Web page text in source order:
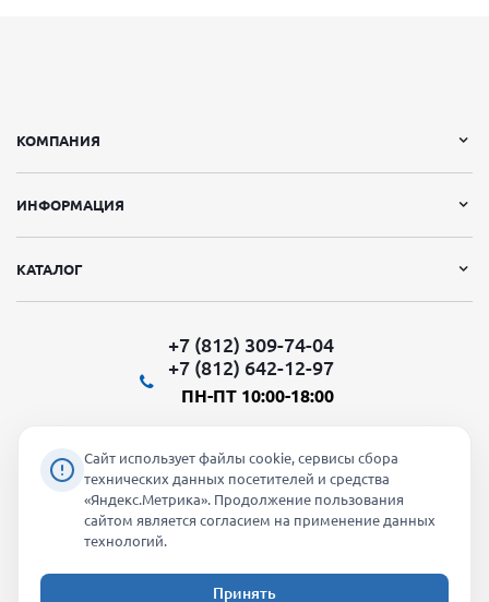
КОМПАНИЯ
ИНФОРМАЦИЯ
КАТАЛОГ
+7 (812) 309-74-04
+7 (812) 642-12-97
ПН-ПТ 10:00-18:00
Мы в социальных сетях:
Сайт использует файлы cookie, сервисы сбора
технических данных посетителей и средства
«Яндекс.Метрика». Продолжение пользования
сайтом является согласием на применение данных
технологий.
Принять